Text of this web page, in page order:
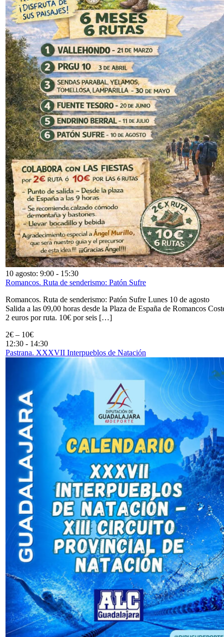
10 agosto: 9:00 - 15:30
Romancos. Ruta de senderismo: Patón Sufre
Romancos. Ruta de senderismo: Patón Sufre Lunes 10 de agosto
Salida a las 09,00 horas desde la Plaza de España de Romancos
2 euros por ruta. 10€ por seis […]
2€ – 10€
12:30 - 14:30
Pastrana. XXXVII Interpueblos de Natación